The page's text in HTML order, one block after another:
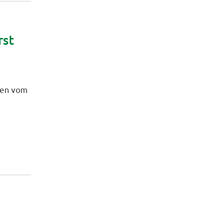
vom